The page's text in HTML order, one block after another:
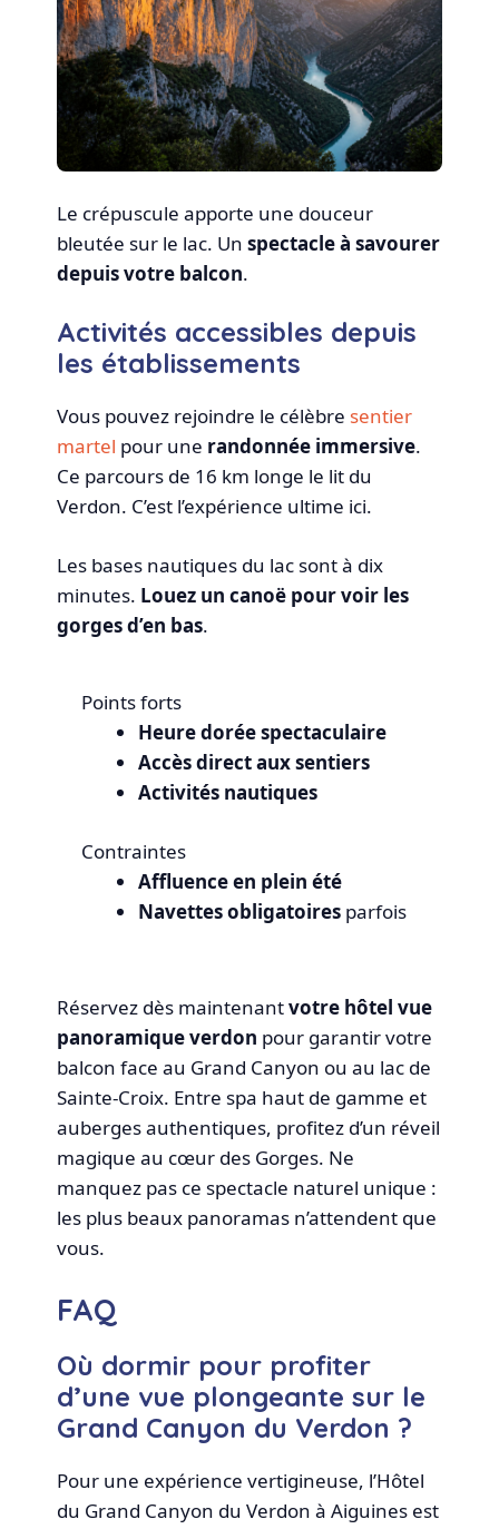
Le crépuscule apporte une douceur
bleutée sur le lac. Unspectacle à savourer
depuis votre balcon.
Activités accessibles depuis
les établissements
Vous pouvez rejoindre le célèbre sentier
martel pour une randonnée immersive.
Ce parcours de 16 km longe le lit du
Verdon. C’est l’expérience ultime ici.
Les bases nautiques du lac sont à dix
minutes. Louez un canoë pour voir les
gorges d’en bas.
Points forts
Heure dorée spectaculaire
Accès direct aux sentiers
Activités nautiques
Contraintes
Affluence en plein été
Navettes obligatoiresparfois
Réservez dès maintenantvotre hôtel vue
panoramique verdon pour garantir votre
balcon face au Grand Canyon ou au lac de
Sainte-Croix. Entre spa haut de gamme et
auberges authentiques, profitez d’un réveil
magique au cœur des Gorges. Ne
manquez pas ce spectacle naturel unique :
les plus beaux panoramas n’attendent que
vous.
FAQ
Où dormir pour profiter
d’une vue plongeante sur le
Grand Canyon du Verdon ?
Pour une expérience vertigineuse, l’Hôtel
du Grand Canyon du Verdon à Aiguines est